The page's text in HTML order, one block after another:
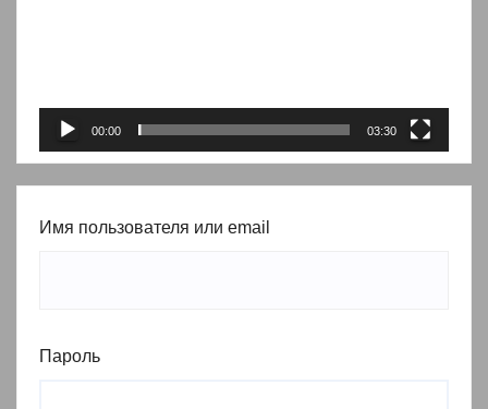
00:00 03:30
Имя пользователя или email
Пароль